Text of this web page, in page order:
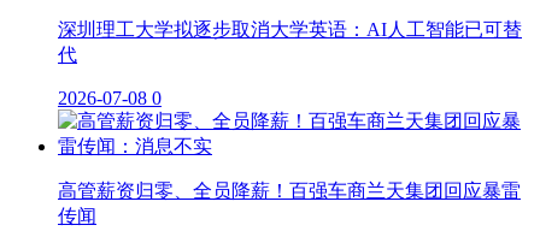
深圳理工大学拟逐步取消大学英语：AI人工智能已可替
代
2026-07-08 0
高管薪资归零、全员降薪！百强车商兰天集团回应暴雷
传闻